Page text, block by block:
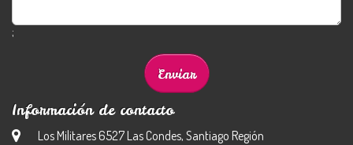
;
Información de contacto
Los Militares 6527 Las Condes, Santiago Región